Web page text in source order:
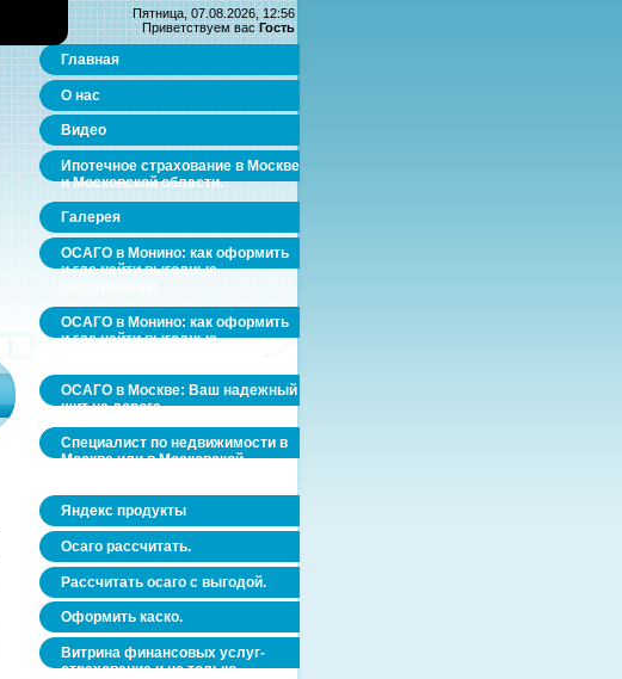
Пятница, 07.08.2026, 12:56
Приветствуем вас Гость
Главная
О нас
Видео
Ипотечное страхование в Москве
и Московской области.
Галерея
ОСАГО в Монино: как оформить
и где найти выгодные
ОСАГО в Монино: как оформить
и где найти выгодные
ОСАГО в Москве: Ваш надежный
щит на дороге
Специалист по недвижимости в
Москве или в Московской
Яндекс продукты
Осаго рассчитать.
Рассчитать осаго с выгодой.
Оформить каско.
Витрина финансовых услуг-
страхование и не только.